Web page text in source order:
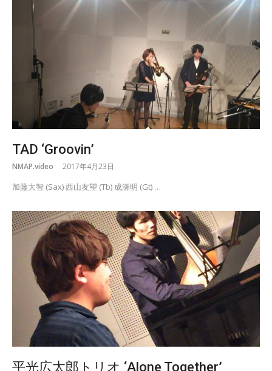
TAD ‘Groovin’
NMAP.video 2017年4月23日
加藤大智 (Sax) 西山友望 (Tb) 成瀬明 (Gt) …
平光広太郎トリオ ‘Alone Together’